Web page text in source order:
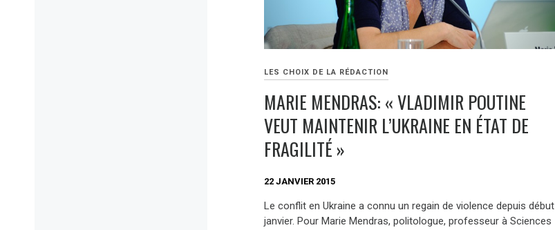
LES CHOIX DE LA RÉDACTION
MARIE MENDRAS: « VLADIMIR POUTINE
VEUT MAINTENIR L’UKRAINE EN ÉTAT DE
FRAGILITÉ »
22 JANVIER 2015
Le conflit en Ukraine a connu un regain de violence depuis début
janvier. Pour Marie Mendras, politologue, professeur à Sciences